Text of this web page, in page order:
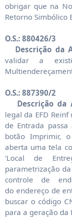
obrigar que na
Retorno Simbólico
O.S.: 880426/3
Descrição da
validar a
O.S.: 887390/2
Descrição da
legal da EFD
de Entrada
botão Imprimir,
aberta uma tela
'Local de
parametrização
controle de
do endereço de
buscar o código
para a geração da